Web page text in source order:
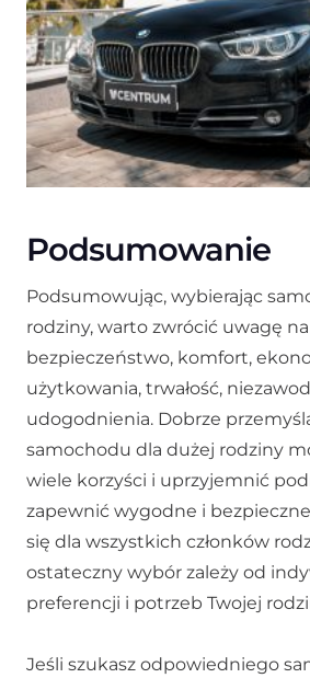
Podsumowanie
Podsumowując, wybierając
rodziny, warto zwrócić uwagę
bezpieczeństwo, komfort,
użytkowania, trwałość,
udogodnienia. Dobrze
samochodu dla dużej rodziny
wiele korzyści i uprzyjemnić
zapewnić wygodne i
się dla wszystkich członków
ostateczny wybór zależy od
preferencji i potrzeb Twojej
Jeśli szukasz odpowiedniego